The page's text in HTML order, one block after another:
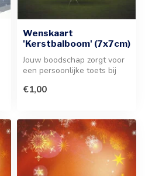
Wenskaart
'Kerstbalboom' (7x7cm)
Jouw boodschap zorgt voor
een persoonlijke toets bij
com...
€1,00